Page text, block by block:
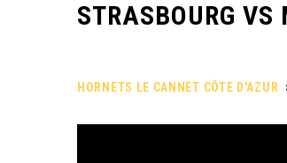
STRASBOURG VS
HORNETS LE CANNET CÔTE D'AZUR